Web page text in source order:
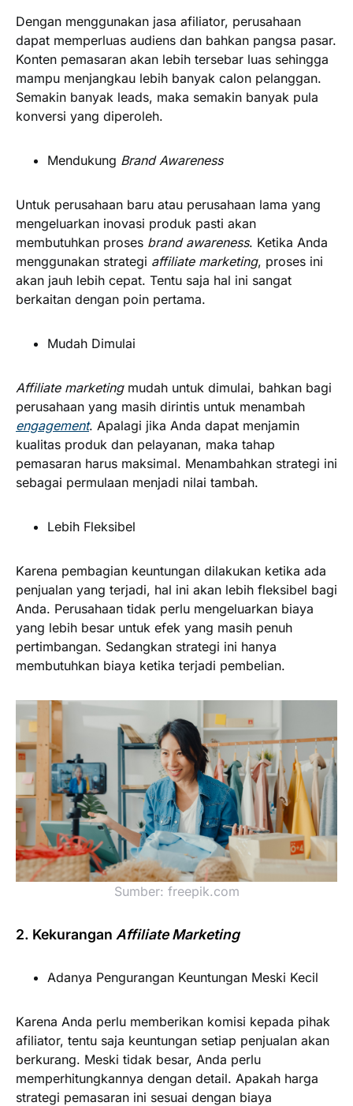
Dengan menggunakan jasa afiliator, perusahaan
dapat memperluas audiens dan bahkan pangsa pasar.
Konten pemasaran akan lebih tersebar luas sehingga
mampu menjangkau lebih banyak calon pelanggan.
Semakin banyak leads, maka semakin banyak pula
konversi yang diperoleh.
Mendukung Brand Awareness
Untuk perusahaan baru atau perusahaan lama yang
mengeluarkan inovasi produk pasti akan
membutuhkan proses brand awareness. Ketika Anda
menggunakan strategi affiliate marketing, proses ini
akan jauh lebih cepat. Tentu saja hal ini sangat
berkaitan dengan poin pertama.
Mudah Dimulai
Affiliate marketingmudah untuk dimulai, bahkan bagi
perusahaan yang masih dirintis untuk menambah
engagement. Apalagi jika Anda dapat menjamin
kualitas produk dan pelayanan, maka tahap
pemasaran harus maksimal. Menambahkan strategi ini
sebagai permulaan menjadi nilai tambah.
Lebih Fleksibel
Karena pembagian keuntungan dilakukan ketika ada
penjualan yang terjadi, hal ini akan lebih fleksibel bagi
Anda. Perusahaan tidak perlu mengeluarkan biaya
yang lebih besar untuk efek yang masih penuh
pertimbangan. Sedangkan strategi ini hanya
membutuhkan biaya ketika terjadi pembelian.
Sumber: freepik.com
2. Kekurangan Affiliate Marketing
Adanya Pengurangan Keuntungan Meski Kecil
Karena Anda perlu memberikan komisi kepada pihak
afiliator, tentu saja keuntungan setiap penjualan akan
berkurang. Meski tidak besar, Anda perlu
memperhitungkannya dengan detail. Apakah harga
strategi pemasaran ini sesuai dengan biaya